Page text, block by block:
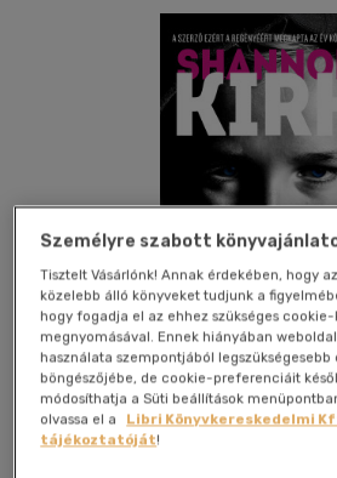
Kívánságlistához adom
Személyre szabott
Tisztelt Vásárlónk! Annak érdekében, hogy
közelebb álló könyveket tudjunk a
hogy fogadja el az ehhez szükséges cookie-
megnyomásával. Ennek hiányában
használata szempontjából
böngészőjébe, de cookie-preferenciáit
módosíthatja a Süti beállítások
olvassa el a
Libri Könyvkereskedelmi
tájékoztatóját!